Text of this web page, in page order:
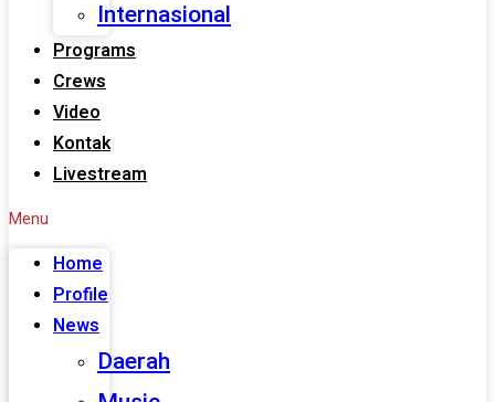
Internasional
Programs
Crews
Video
Kontak
Livestream
Menu
Home
Profile
News
Daerah